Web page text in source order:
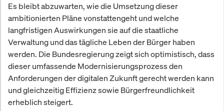
Es bleibt abzuwarten, wie die Umsetzung dieser
ambitionierten Pläne vonstattengeht und welche
langfristigen Auswirkungen sie auf die staatliche
Verwaltung und das tägliche Leben der Bürger haben
werden. Die Bundesregierung zeigt sich optimistisch, dass
dieser umfassende Modernisierungsprozess den
Anforderungen der digitalen Zukunft gerecht werden kann
und gleichzeitig Effizienz sowie Bürgerfreundlichkeit
erheblich steigert.